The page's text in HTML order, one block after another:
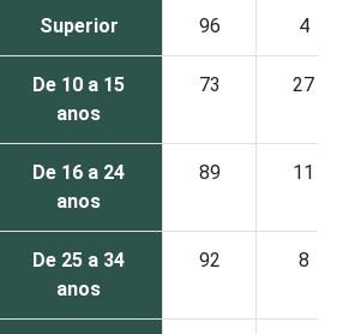
Superior 96 4
De 10 a 15
anos
73 27
De 16 a 24
anos
89 11
De 25 a 34
anos
92 8